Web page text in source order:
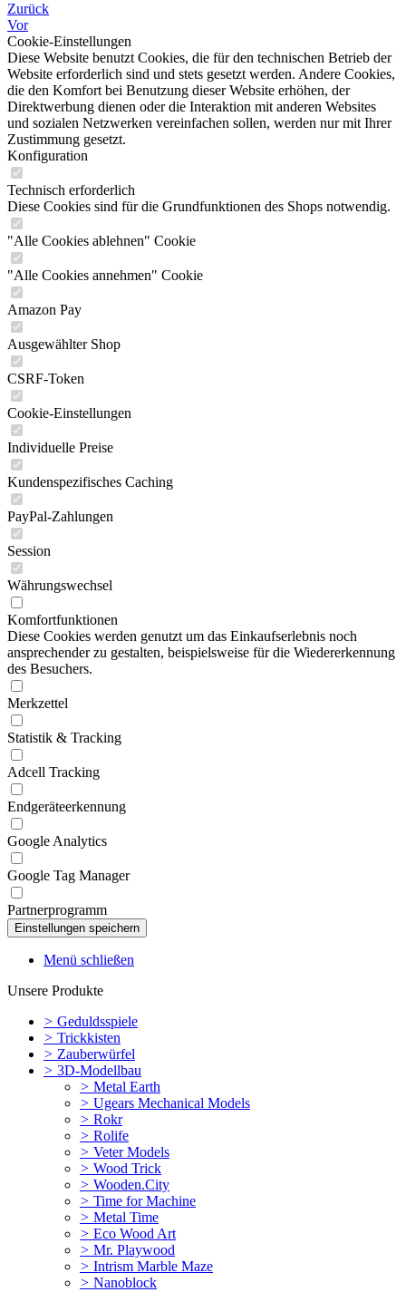
Zurück
Vor
Cookie-Einstellungen
Diese Website benutzt Cookies, die für den technischen Betrieb der
Website erforderlich sind und stets gesetzt werden. Andere Cookies,
die den Komfort bei Benutzung dieser Website erhöhen, der
Direktwerbung dienen oder die Interaktion mit anderen Websites
und sozialen Netzwerken vereinfachen sollen, werden nur mit Ihrer
Zustimmung gesetzt.
Konfiguration
Technisch erforderlich
Diese Cookies sind für die Grundfunktionen des Shops notwendig.
"Alle Cookies ablehnen" Cookie
"Alle Cookies annehmen" Cookie
Amazon Pay
Ausgewählter Shop
CSRF-Token
Cookie-Einstellungen
Individuelle Preise
Kundenspezifisches Caching
PayPal-Zahlungen
Session
Währungswechsel
Komfortfunktionen
Diese Cookies werden genutzt um das Einkaufserlebnis noch
ansprechender zu gestalten, beispielsweise für die Wiedererkennung
des Besuchers.
Merkzettel
Statistik & Tracking
Adcell Tracking
Endgeräteerkennung
Google Analytics
Google Tag Manager
Partnerprogramm
Menü schließen
Unsere Produkte
> Geduldsspiele
> Trickkisten
> Zauberwürfel
> 3D-Modellbau
> Metal Earth
> Ugears Mechanical Models
> Rokr
> Rolife
> Veter Models
> Wood Trick
> Wooden.City
> Time for Machine
> Metal Time
> Eco Wood Art
> Mr. Playwood
> Intrism Marble Maze
> Nanoblock